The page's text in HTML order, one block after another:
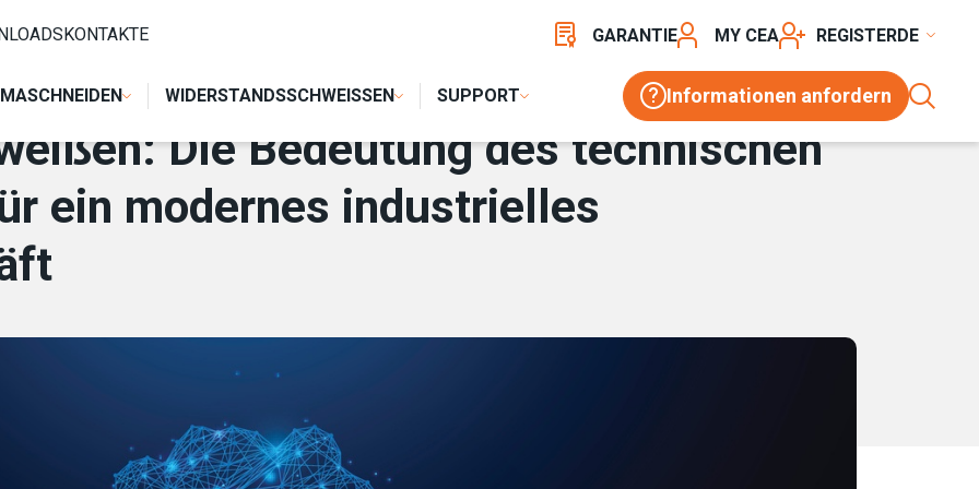
WIDERSTANDSSCHWEISSEN SUPPORT Informationen anfordern
KONTAKTE GARANTIE MY CEA REGISTER
DES TECHNISCHEN KUNDENDIENSTES FÜR EIN MODERNES INDUSTRIELLES EISENWARENGESCHÄFT
Die Bedeutung des technischen
ein modernes industrielles